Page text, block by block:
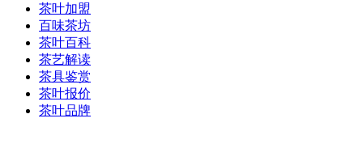
茶叶加盟
百味茶坊
茶叶百科
茶艺解读
茶具鉴赏
茶叶报价
茶叶品牌